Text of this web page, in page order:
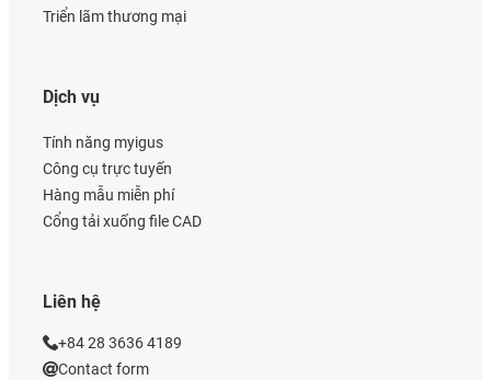
Triển lãm thương mại
Dịch vụ
Tính năng myigus
Công cụ trực tuyến
Hàng mẫu miễn phí
Cổng tải xuống file CAD
Liên hệ
+84 28 3636 4189
Contact form